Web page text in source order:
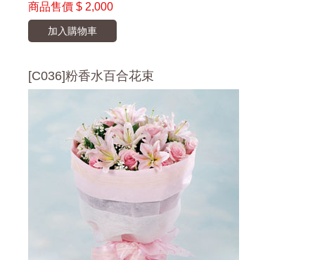
商品售價 $ 2,000
加入購物車
[C036]粉香水百合花束